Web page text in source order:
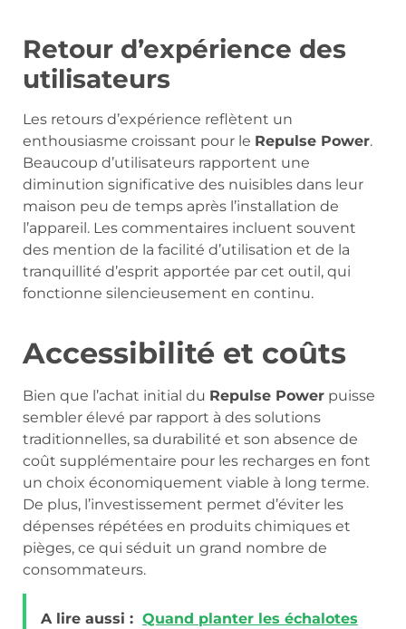
Retour d’expérience des
utilisateurs
Les retours d’expérience reflètent un
enthousiasme croissant pour le Repulse Power.
Beaucoup d’utilisateurs rapportent une
diminution significative des nuisibles dans leur
maison peu de temps après l’installation de
l’appareil. Les commentaires incluent souvent
des mention de la facilité d’utilisation et de la
tranquillité d’esprit apportée par cet outil, qui
fonctionne silencieusement en continu.
Accessibilité et coûts
Bien que l’achat initial du Repulse Power puisse
sembler élevé par rapport à des solutions
traditionnelles, sa durabilité et son absence de
coût supplémentaire pour les recharges en font
un choix économiquement viable à long terme.
De plus, l’investissement permet d’éviter les
dépenses répétées en produits chimiques et
pièges, ce qui séduit un grand nombre de
consommateurs.
A lire aussi : Quand planter les échalotes